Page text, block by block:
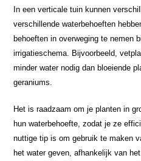
In een verticale tuin kunnen
verschillende waterbehoeften
behoeften in overweging te nemen
irrigatieschema. Bijvoorbeeld,
minder water nodig dan bloeiende
geraniums.
Het is raadzaam om je planten in
hun waterbehoefte, zodat je ze
nuttige tip is om gebruik te maken
het water geven, afhankelijk van